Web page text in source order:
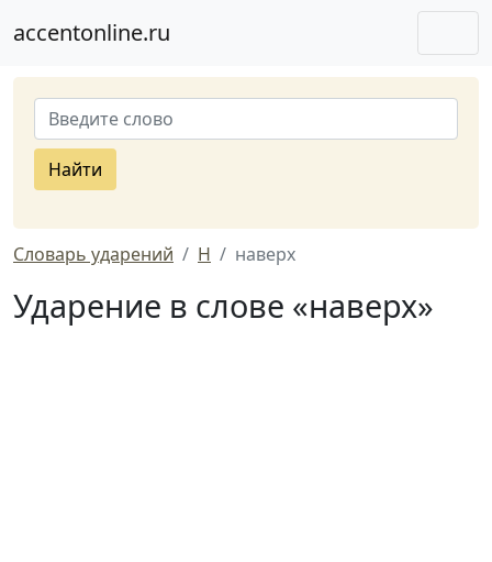
accentonline.ru
Найти
Словарь ударений Н наверх
Ударение в слове «наверх»